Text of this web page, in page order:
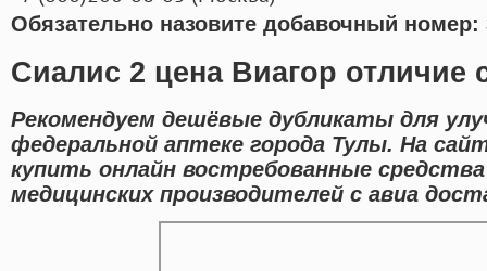
Обязательно назовите добавочный номер:
Сиалис 2 цена Виагор отличие
Рекомендуем дешёвые дубликаты для
федеральной аптеке города Тулы. На
купить онлайн востребованные
медицинских производителей с авиа